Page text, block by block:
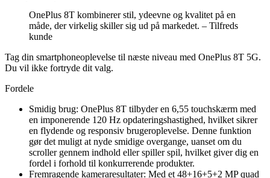
OnePlus 8T kombinerer stil, ydeevne og kvalitet på en
måde, der virkelig skiller sig ud på markedet. – Tilfreds
kunde
Tag din smartphoneoplevelse til næste niveau med OnePlus 8T 5G.
Du vil ikke fortryde dit valg.
Fordele
Smidig brug: OnePlus 8T tilbyder en 6,55 touchskærm med
en imponerende 120 Hz opdateringshastighed, hvilket sikrer
en flydende og responsiv brugeroplevelse. Denne funktion
gør det muligt at nyde smidige overgange, uanset om du
scroller gennem indhold eller spiller spil, hvilket giver dig en
fordel i forhold til konkurrerende produkter.
Fremragende kameraresultater: Med et 48+16+5+2 MP quad